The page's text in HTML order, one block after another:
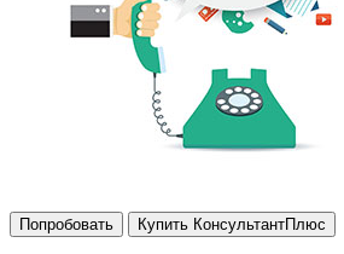
Попробовать Купить КонсультантПлюс